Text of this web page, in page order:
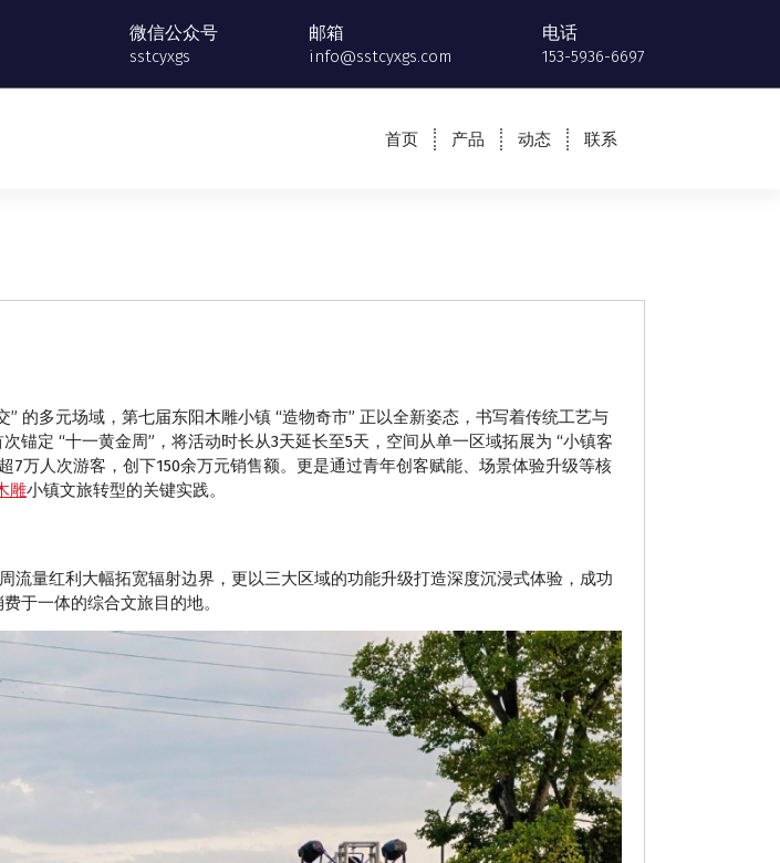
微信公众号
sstcyxgs
邮箱
info@sstcyxgs.com
电话
153-5936-6697
首页 产品 动态 联系
的多元场域，第七届东阳木雕小镇 “造物奇市” 正以全新姿态，书写着传统工艺与
锚定 “十一黄金周”，将活动时长从3天延长至5天，空间从单一区域拓展为 “小镇客
万人次游客，创下150余万元销售额。更是通过青年创客赋能、场景体验升级等核
雕小镇文旅转型的关键实践。
流量红利大幅拓宽辐射边界，更以三大区域的功能升级打造深度沉浸式体验，成功
于一体的综合文旅目的地。